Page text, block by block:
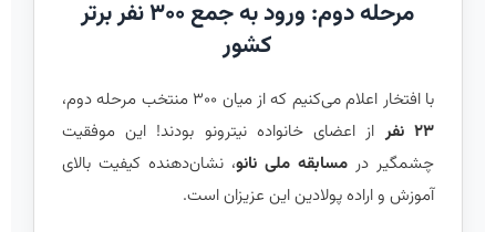
مرحله دوم: ورود به جمع ۳۰۰ نفر برتر
کشور
با افتخار اعلام می‌کنیم که از میان ۳۰۰ منتخب مرحله دوم،
۲۳ نفر
از اعضای خانواده نیترونو بودند! این موفقیت
چشمگیر در مسابقه ملی نانو، نشان‌دهنده کیفیت بالای
آموزش و اراده پولادین این عزیزان است.